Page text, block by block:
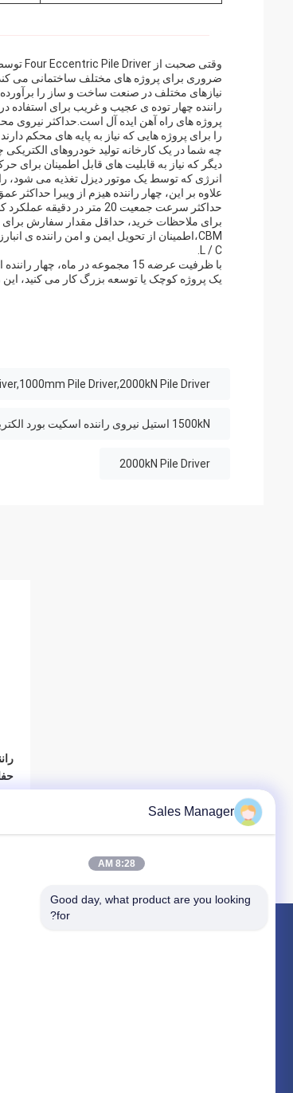
ضروری برای پروژه های مختلف ساختمانی می
نیازهای مختلف در صنعت ساخت و ساز را برآورده
راننده چهار توده ی عجیب و غریب برای استفاده
را برای پروژه هایی که نیاز به پایه های محکم
چه شما در یک کارخانه تولید خودروهای
دیگر که نیاز به قابلیت های قابل اطمینان
انرژی که توسط یک موتور دیزل تغذیه می شود، راننده هیزم دارای قدرت 500 کیلو وات است که
حداکثر سرعت جمعیت 20 متر در دقیقه عملکرد کارآمد را امکان پذیر می کند،صرفه جویی در زمان و افزایش بهره وری در محل ساخت.
L / C.
یک پروژه کوچک یا توسعه بزرگ کار می کنید،
Pile Driver,2000kN Pile Driver
1500kN استیل نیروی راننده اسکیت بورد الکتریکی,اسکیت بورد الکتریکی چهار چرخ,درایور چهار گره ای با قدرت بالا
2000kN Pile Driver
Sales Manager
8:28 AM
Good day, what product are you looking
for?